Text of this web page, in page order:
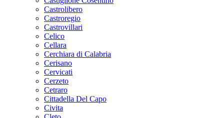
Castrolibero
Castroregio
Castrovillari
Celico
Cellara
Cerchiara di Calabria
Cerisano
Cervicati
Cerzeto
Cetraro
Cittadella Del Capo
Civita